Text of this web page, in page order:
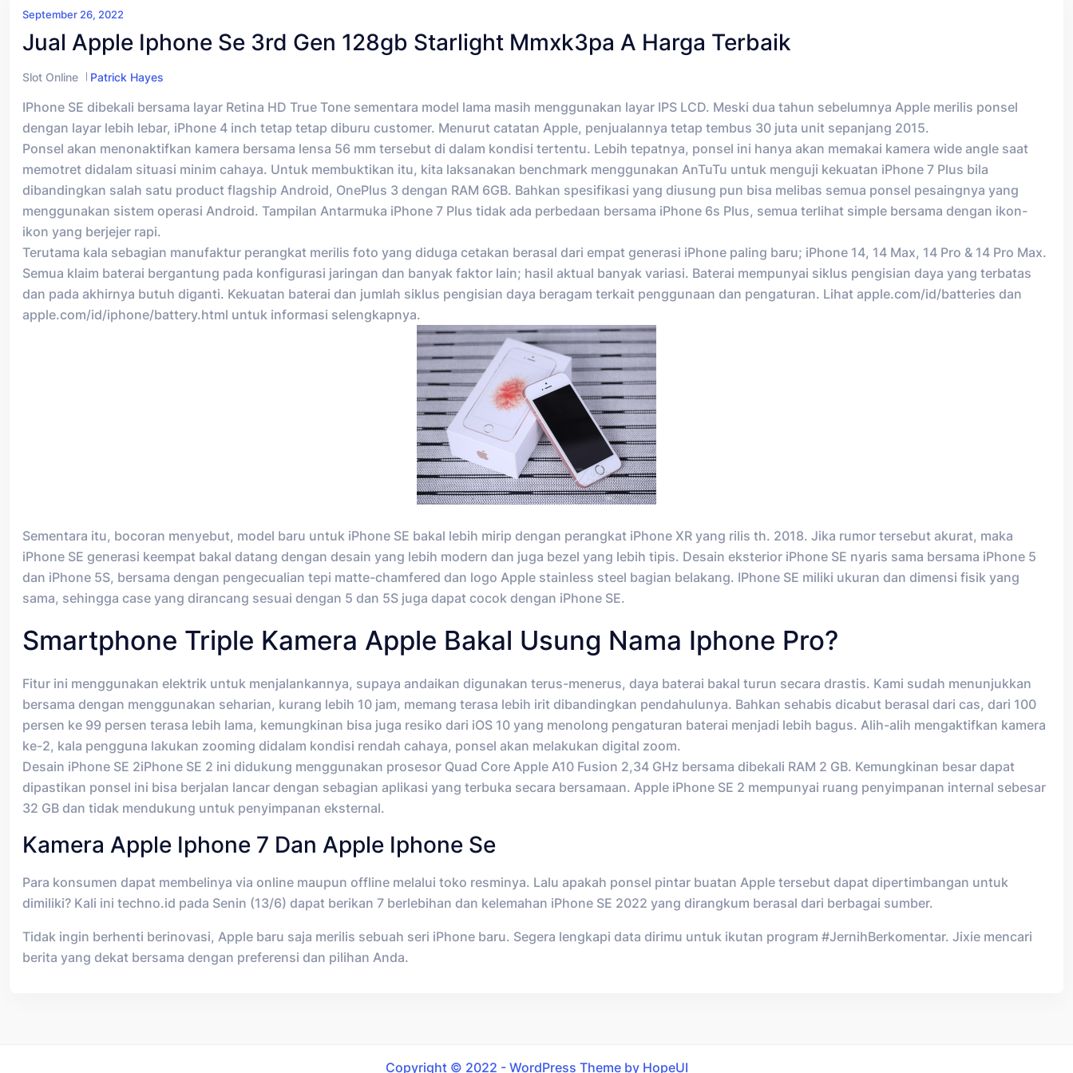
September 26, 2022
Jual Apple Iphone Se 3rd Gen 128gb Starlight Mmxk3pa A Harga Terbaik
Slot Online Patrick Hayes
IPhone SE dibekali bersama layar Retina HD True Tone sementara model lama masih menggunakan layar IPS LCD. Meski dua tahun sebelumnya Apple merilis ponsel
dengan layar lebih lebar, iPhone 4 inch tetap tetap diburu customer. Menurut catatan Apple, penjualannya tetap tembus 30 juta unit sepanjang 2015.
Ponsel akan menonaktifkan kamera bersama lensa 56 mm tersebut di dalam kondisi tertentu. Lebih tepatnya, ponsel ini hanya akan memakai kamera wide angle saat
memotret didalam situasi minim cahaya. Untuk membuktikan itu, kita laksanakan benchmark menggunakan AnTuTu untuk menguji kekuatan iPhone 7 Plus bila
dibandingkan salah satu product flagship Android, OnePlus 3 dengan RAM 6GB. Bahkan spesifikasi yang diusung pun bisa melibas semua ponsel pesaingnya yang
menggunakan sistem operasi Android. Tampilan Antarmuka iPhone 7 Plus tidak ada perbedaan bersama iPhone 6s Plus, semua terlihat simple bersama dengan ikon-
ikon yang berjejer rapi.
Terutama kala sebagian manufaktur perangkat merilis foto yang diduga cetakan berasal dari empat generasi iPhone paling baru; iPhone 14, 14 Max, 14 Pro & 14 Pro Max.
Semua klaim baterai bergantung pada konfigurasi jaringan dan banyak faktor lain; hasil aktual banyak variasi. Baterai mempunyai siklus pengisian daya yang terbatas
dan pada akhirnya butuh diganti. Kekuatan baterai dan jumlah siklus pengisian daya beragam terkait penggunaan dan pengaturan. Lihat apple.com/id/batteries dan
apple.com/id/iphone/battery.html untuk informasi selengkapnya.
Sementara itu, bocoran menyebut, model baru untuk iPhone SE bakal lebih mirip dengan perangkat iPhone XR yang rilis th. 2018. Jika rumor tersebut akurat, maka
iPhone SE generasi keempat bakal datang dengan desain yang lebih modern dan juga bezel yang lebih tipis. Desain eksterior iPhone SE nyaris sama bersama iPhone 5
dan iPhone 5S, bersama dengan pengecualian tepi matte-chamfered dan logo Apple stainless steel bagian belakang. IPhone SE miliki ukuran dan dimensi fisik yang
sama, sehingga case yang dirancang sesuai dengan 5 dan 5S juga dapat cocok dengan iPhone SE.
Smartphone Triple Kamera Apple Bakal Usung Nama Iphone Pro?
Fitur ini menggunakan elektrik untuk menjalankannya, supaya andaikan digunakan terus-menerus, daya baterai bakal turun secara drastis. Kami sudah menunjukkan
bersama dengan menggunakan seharian, kurang lebih 10 jam, memang terasa lebih irit dibandingkan pendahulunya. Bahkan sehabis dicabut berasal dari cas, dari 100
persen ke 99 persen terasa lebih lama, kemungkinan bisa juga resiko dari iOS 10 yang menolong pengaturan baterai menjadi lebih bagus. Alih-alih mengaktifkan kamera
ke-2, kala pengguna lakukan zooming didalam kondisi rendah cahaya, ponsel akan melakukan digital zoom.
Desain iPhone SE 2iPhone SE 2 ini didukung menggunakan prosesor Quad Core Apple A10 Fusion 2,34 GHz bersama dibekali RAM 2 GB. Kemungkinan besar dapat
dipastikan ponsel ini bisa berjalan lancar dengan sebagian aplikasi yang terbuka secara bersamaan. Apple iPhone SE 2 mempunyai ruang penyimpanan internal sebesar
32 GB dan tidak mendukung untuk penyimpanan eksternal.
Kamera Apple Iphone 7 Dan Apple Iphone Se
Para konsumen dapat membelinya via online maupun offline melalui toko resminya. Lalu apakah ponsel pintar buatan Apple tersebut dapat dipertimbangan untuk
dimiliki? Kali ini techno.id pada Senin (13/6) dapat berikan 7 berlebihan dan kelemahan iPhone SE 2022 yang dirangkum berasal dari berbagai sumber.
Tidak ingin berhenti berinovasi, Apple baru saja merilis sebuah seri iPhone baru. Segera lengkapi data dirimu untuk ikutan program #JernihBerkomentar. Jixie mencari
berita yang dekat bersama dengan preferensi dan pilihan Anda.
Copyright © 2022 - WordPress Theme by HopeUI